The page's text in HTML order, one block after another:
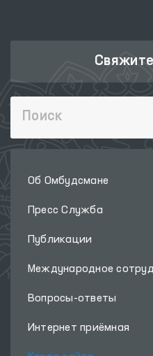
Об Омбудсмане
Пресс Служба
Публикации
Международное
Вопросы-ответы
Интернет приёмная